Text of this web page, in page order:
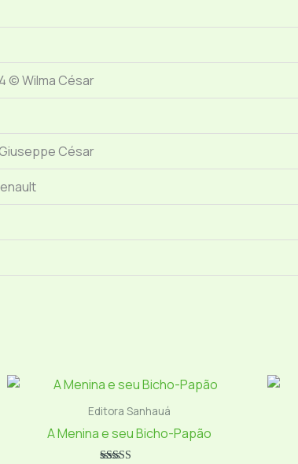
© Wilma César
César
Editora Sanhauá
A Menina e seu Bicho-Papão